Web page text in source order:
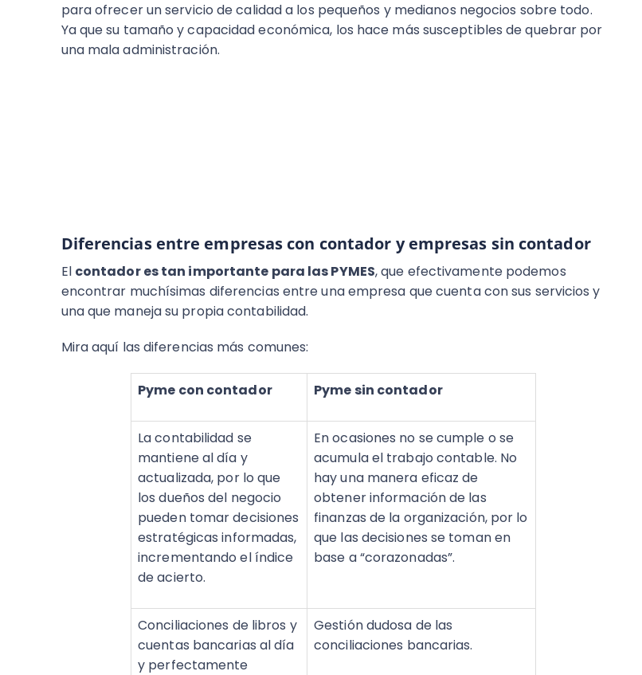
para ofrecer un servicio de calidad a los pequeños y medianos negocios sobre todo.
Ya que su tamaño y capacidad económica, los hace más susceptibles de quebrar por
una mala administración.
Diferencias entre empresas con contador y empresas sin contador
El contador es tan importante para las PYMES, que efectivamente podemos
encontrar muchísimas diferencias entre una empresa que cuenta con sus servicios y
una que maneja su propia contabilidad.
Mira aquí las diferencias más comunes:
Pyme con contador Pyme sin contador
La contabilidad se
mantiene al día y
actualizada, por lo que
los dueños del negocio
pueden tomar decisiones
estratégicas informadas,
incrementando el índice
de acierto.
En ocasiones no se cumple o se
acumula el trabajo contable. No
hay una manera eficaz de
obtener información de las
finanzas de la organización, por lo
que las decisiones se toman en
base a “corazonadas”.
Conciliaciones de libros y
cuentas bancarias al día
y perfectamente
Gestión dudosa de las
conciliaciones bancarias.